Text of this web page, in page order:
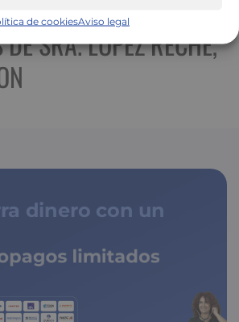
de cookiesAviso legal
SRA. LOPEZ RECHE,
dinero con un
copagos limitados